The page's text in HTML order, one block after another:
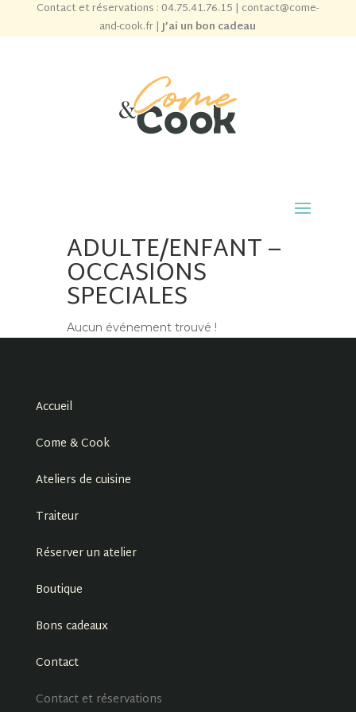
Contact et réservations : 04.75.41.76.15 | contact@come-
and-cook.fr|J’ai un bon cadeau
ADULTE/ENFANT –
OCCASIONS
SPECIALES
Aucun événement trouvé !
Accueil
Come & Cook
Ateliers de cuisine
Traiteur
Réserver un atelier
Boutique
Bons cadeaux
Contact
Contact et réservations